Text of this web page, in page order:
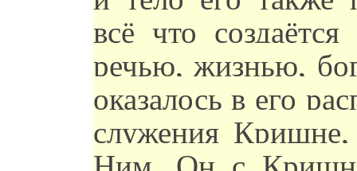
всё что
речью, жизнью,
оказалось в его
служения Кришне,